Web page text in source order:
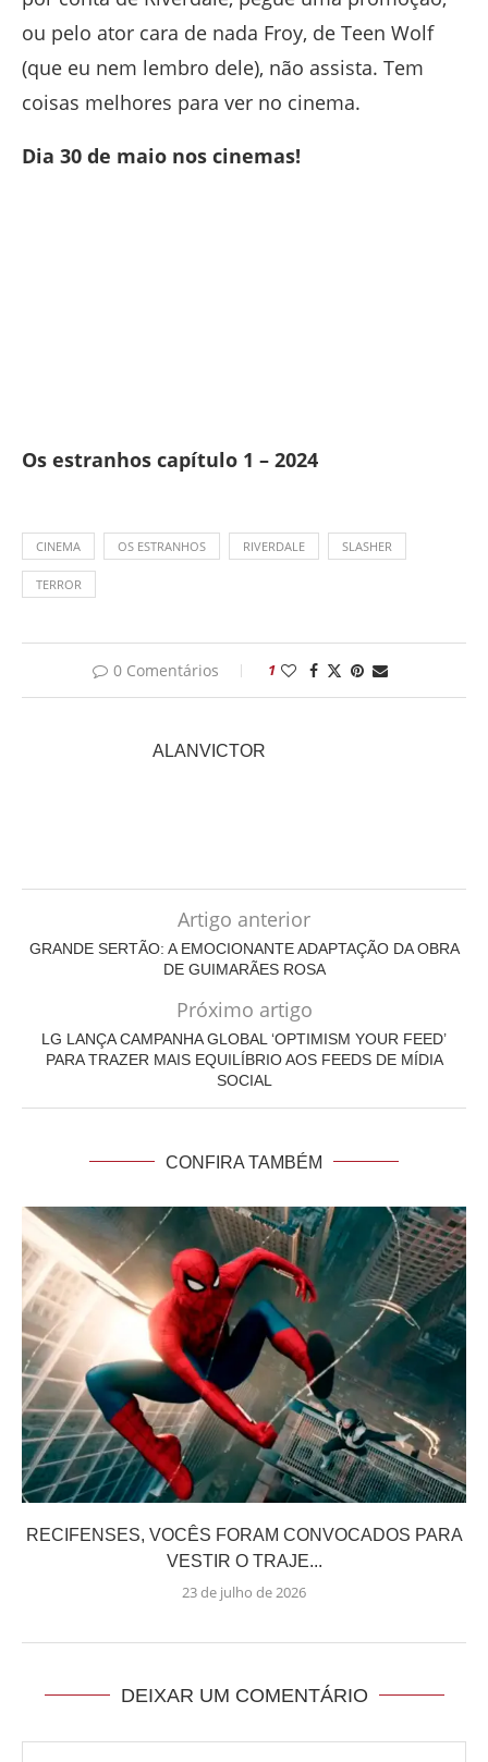
ou pelo ator cara de nada Froy, de Teen Wolf
(que eu nem lembro dele), não assista. Tem
coisas melhores para ver no cinema.
Dia 30 de maio nos cinemas!
Os estranhos capítulo 1 – 2024
CINEMA OS ESTRANHOS RIVERDALE SLASHER
TERROR
0 Comentários 1
ALANVICTOR
Artigo anterior
GRANDE SERTÃO: A EMOCIONANTE ADAPTAÇÃO DA OBRA
DE GUIMARÃES ROSA
Próximo artigo
LG LANÇA CAMPANHA GLOBAL ‘OPTIMISM YOUR FEED’
PARA TRAZER MAIS EQUILÍBRIO AOS FEEDS DE MÍDIA
SOCIAL
CONFIRA TAMBÉM
RECIFENSES, VOCÊS FORAM CONVOCADOS PARA
VESTIR O TRAJE...
23 de julho de 2026
DEIXAR UM COMENTÁRIO